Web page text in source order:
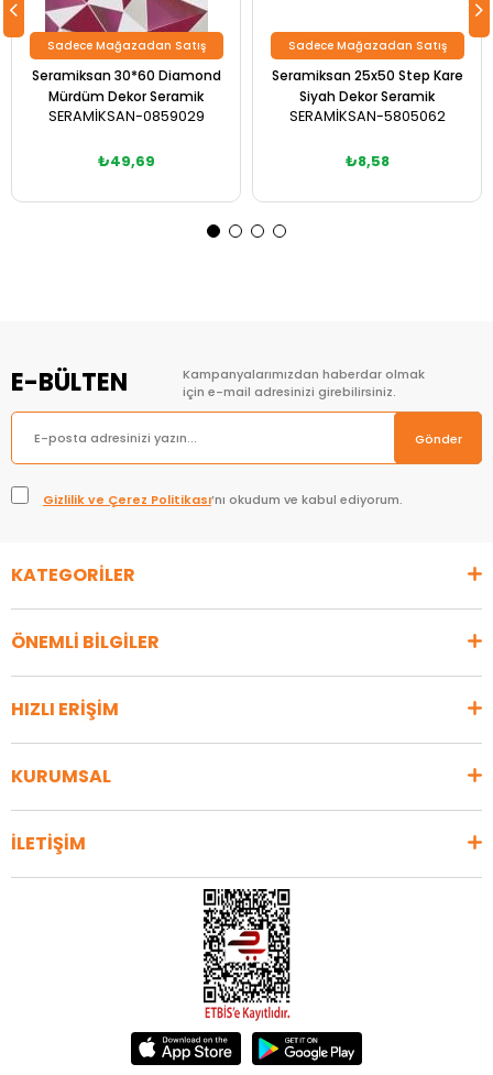
Seramiksan 30*60 Diamond
Mürdüm Dekor Seramik
SERAMİKSAN-0859029
₺49,69
Sadece Mağazadan Satış
Seramiksan 25x50 Step Kare
Siyah Dekor Seramik
SERAMİKSAN-5805062
₺8,58
Sadece Mağazadan Satış
E-BÜLTEN
Kampanyalarımızdan haberdar olmak
için e-mail adresinizi girebilirsiniz.
Gönder
Gizlilik ve Çerez Politikası’nı okudum ve kabul ediyorum.
KATEGORİLER
ÖNEMLİ BİLGİLER
HIZLI ERİŞİM
KURUMSAL
İLETİŞİM